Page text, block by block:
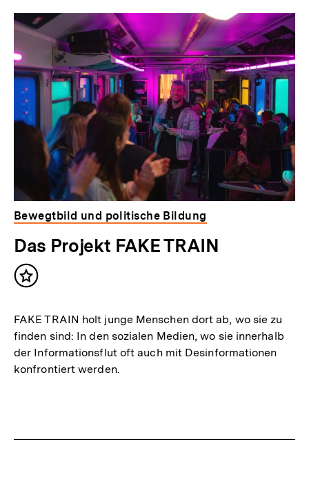
Bewegtbild und politische Bildung
Das Projekt FAKE TRAIN
Inhalt
FAKE TRAIN holt junge Menschen dort ab, wo sie zu
finden sind: In den sozialen Medien, wo sie innerhalb
der Informationsflut oft auch mit Desinformationen
konfrontiert werden.